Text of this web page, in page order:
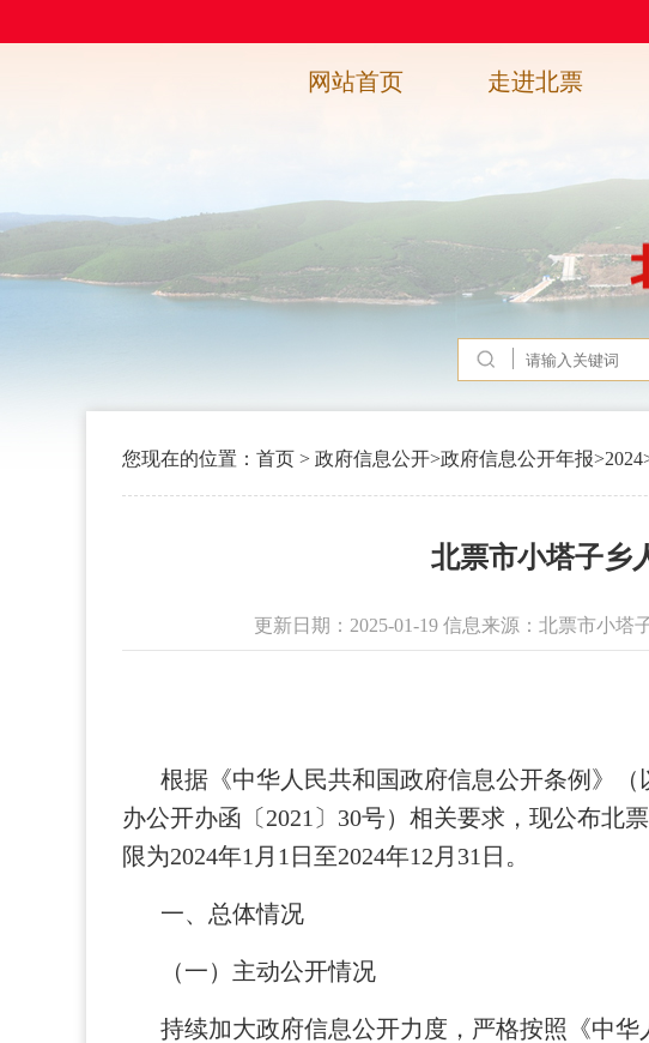
网站首页 走进北票
您现在的位置： 首页 > 政府信息公开>政府信息公开年报>2024
北票市小塔子乡
更新日期：2025-01-19 信息来源：北票市小塔
根据《中华人民共和国政府信息公开条例》
办公开办函〔2021〕30号）相关要求，现公布北
限为2024年1月1日至2024年12月31日。
一、总体情况
（一）主动公开情况
持续加大政府信息公开力度，严格按照《中